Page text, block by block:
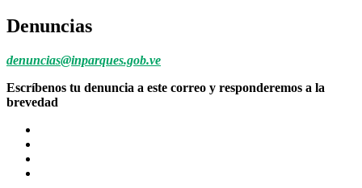
Denuncias
denuncias@inparques.gob.ve
Escríbenos tu denuncia a este correo y responderemos a la
brevedad